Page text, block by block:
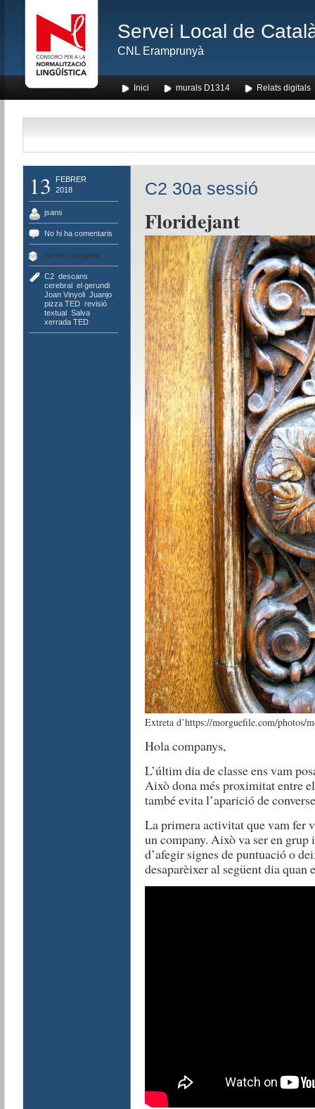
Servei Local de
CNL Eramprunyà
Inici murals D1314 Relats digitals
13
FEBRER
2018
jsans
No hi ha comentaris
Sense categoria
C2, descans
cerebral, el gerundi,
Joan Vinyoli, Juanjo,
pizza TED, revisió
textual, Salva,
xerrada TED
C2 30a sessió
Floridejant
Extreta d’https://morguefile.com/photos/
Hola companys,
L’últim dia de classe ens vam
Això dona més proximitat entre
també evita l’aparició de
La primera activitat que vam fer
un company. Això va ser en grup
d’afegir signes de puntuació o
desaparèixer al següent dia quan